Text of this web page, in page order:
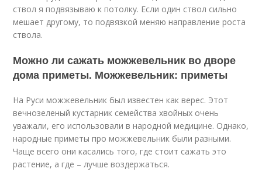
ствол я подвязываю к потолку. Если один ствол сильно
мешает другому, то подвязкой меняю направление роста
ствола.
Можно ли сажать можжевельник во дворе
дома приметы. Можжевельник: приметы
На Руси можжевельник был известен как верес. Этот
вечнозеленый кустарник семейства хвойных очень
уважали, его использовали в народной медицине. Однако,
народные приметы про можжевельник были разными.
Чаще всего они касались того, где стоит сажать это
растение, а где – лучше воздержаться.